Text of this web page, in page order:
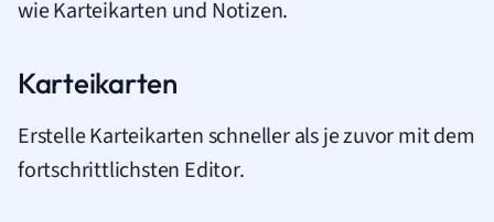
wie Karteikarten und Notizen.
Karteikarten
Erstelle Karteikarten schneller als je zuvor mit dem
fortschrittlichsten Editor.